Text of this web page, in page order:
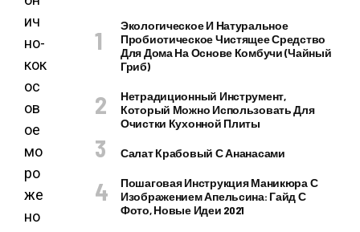
Экологическое И Натуральное
Пробиотическое Чистящее Средство
Для Дома На Основе Комбучи (чайный
Гриб)
Нетрадиционный Инструмент,
Который Можно Использовать Для
Очистки Кухонной Плиты
Салат Крабовый С Ананасами
Пошаговая Инструкция Маникюра С
Изображением Апельсина: Гайд С
Фото, Новые Идеи 2021